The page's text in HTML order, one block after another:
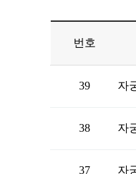
번호
39 자
38 자
37 자